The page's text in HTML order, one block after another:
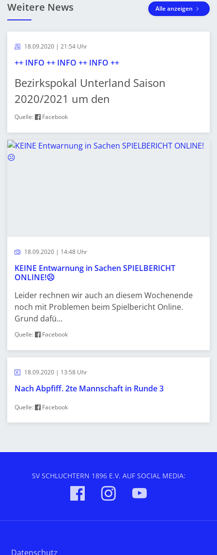
Weitere News Alle anzeigen
18.09.2020 | 21:54 Uhr
++ INFO ++ INFO ++ INFO ++
Bezirkspokal Unterland Saison
2020/2021 um den
Quelle: Facebook
18.09.2020 | 14:48 Uhr
KEINE Entwarnung in Sachen SPIELBERICHT
ONLINE!☹️
Leider rechnen wir auch an diesem Wochenende
noch mit Problemen beim Spielbericht Online.
Grund dafü...
Quelle: Facebook
18.09.2020 | 13:58 Uhr
Nach Abpfiff. 2te Mannschaft in Runde 3
Quelle: Facebook
SV SCHLUCHTERN 1896 E.V. AUF SOCIAL MEDIA:
Datenschutz